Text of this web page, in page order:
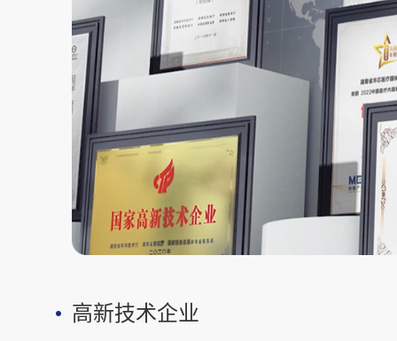
高新技术企业